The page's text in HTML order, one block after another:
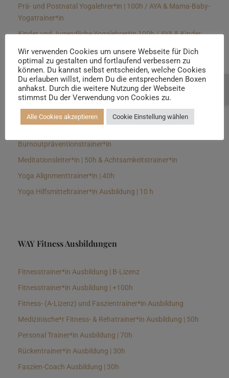
Prä- und Postnatal Yogalehrer*in | 100h / AYA & Mama-Baby-
Yogatrainer*in
Kinder und Jugendliche Yogalehrer*in 100h / AYA & Kinder
Yin Yogalehrer*in | 100 h & Faszientrainer*in
Hormon Yogalehrer*in / Yogatherapeut*in &
Stressmanagementtrainer*in | 70h
Longevitytrainer*in
Burnoutpräventionstrainer*in
Meditationsleiter*in | 50h & Achtsamkeitstrainer*in
Yoga Alignmenttrainer*in | 40h
Yoga Hilfsmitteltrainer*in Ausbildung | 10 h
WAY Fitness Ausbildungen
Fitnesstrainer*in Ausbildung | B-Lizenz
Fitnesstrainer*in Ausbildung | +100h
Fitness- (A-Lizenz) und Faszientrainer*in Ausbildung
Medizinische*r Fitness- & Rehatrainer*in Ausbildung | 50h
Personal Trainer*in Ausbildung | 70h
Rückentrainer*in Ausbildung | 30h
Faszien-Coach Ausbildung | 30h
Wir verwenden Cookies um unsere Webseite für Dich
optimal zu gestalten und fortlaufend verbessern zu
können. Du kannst selbst entscheiden, welche Cookies
Du erlauben willst, indem Du die entsprechenden Boxen
anhakst. Durch die weitere Nutzung der Webseite
stimmst Du der Verwendung von Cookies zu.
Alle Cookies akzeptieren Cookie Einstellung wählen
Beratung buchen